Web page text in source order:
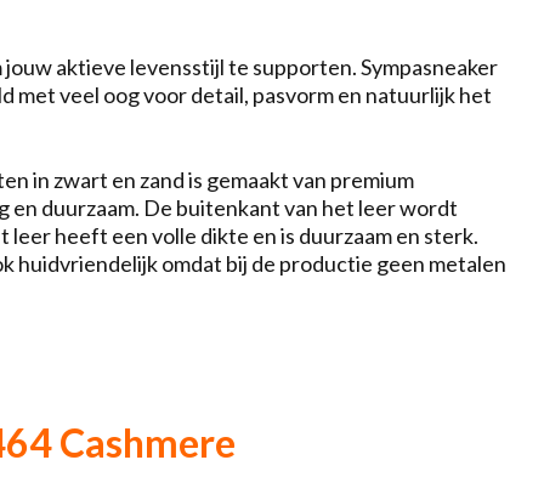
aktieve levensstijl te supporten. Sympasneaker
veel oog voor detail, pasvorm en natuurlijk het
in zwart en zand is gemaakt van premium
en duurzaam. De buitenkant van het leer wordt
heeft een volle dikte en is duurzaam en sterk.
huidvriendelijk omdat bij de productie geen metalen
Cashmere